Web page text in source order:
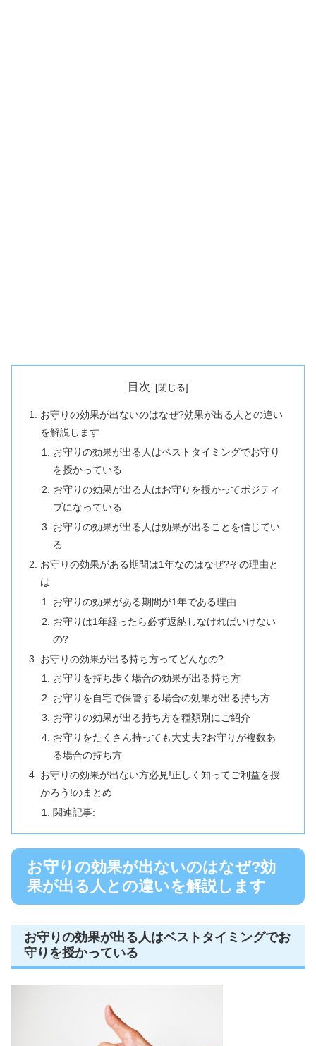
目次
お守りの効果が出ないのはなぜ?効果が出る人との違い
を解説します
お守りの効果が出る人はベストタイミングでお守り
を授かっている
お守りの効果が出る人はお守りを授かってポジティ
ブになっている
お守りの効果が出る人は効果が出ることを信じてい
る
お守りの効果がある期間は1年なのはなぜ?その理由と
は
お守りの効果がある期間が1年である理由
お守りは1年経ったら必ず返納しなければいけない
の?
お守りの効果が出る持ち方ってどんなの?
お守りを持ち歩く場合の効果が出る持ち方
お守りを自宅で保管する場合の効果が出る持ち方
お守りの効果が出る持ち方を種類別にご紹介
お守りをたくさん持っても大丈夫?お守りが複数あ
る場合の持ち方
お守りの効果が出ない方必見!正しく知ってご利益を授
かろう!のまとめ
関連記事:
お守りの効果が出ないのはなぜ?効
果が出る人との違いを解説します
お守りの効果が出る人はベストタイミングでお
守りを授かっている